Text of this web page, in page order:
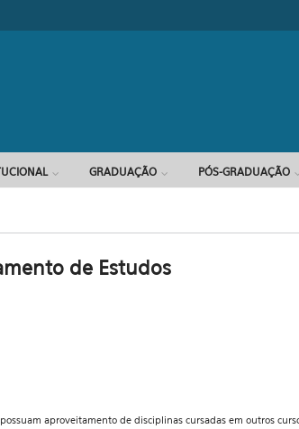
GRADUAÇÃO PÓS-GRADUAÇÃO
de Estudos
aproveitamento de disciplinas cursadas em outros